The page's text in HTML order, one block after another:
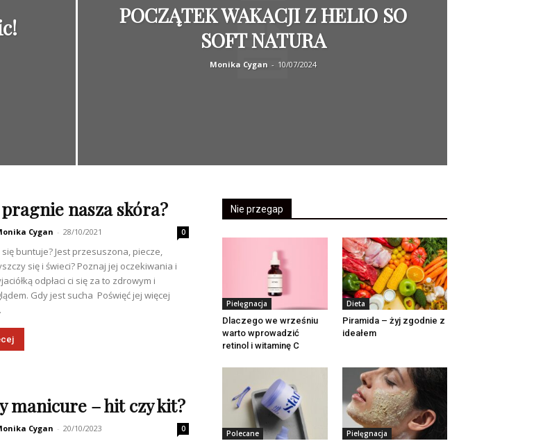
POCZĄTEK WAKACJI Z HELIO SO
SOFT NATURA
Monika Cygan - 10/07/2024
nasza skóra?
Cygan - 28/10/2021 0
buntuje? Jest przesuszona, piecze,
się i świeci? Poznaj jej oczekiwania i
odpłaci ci się za to zdrowym i
Gdy jest sucha Poświęć jej więcej
manicure – hit czy kit?
Cygan - 20/10/2023 0
Nie przegap
Pielęgnacja
Dlaczego we wrześniu
warto wprowadzić
retinol i witaminę C
Dieta
Piramida – żyj zgodnie z
ideałem
Polecane Pielęgnacja